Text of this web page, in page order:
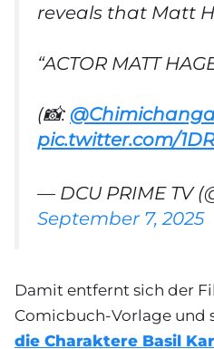
reveals that Matt
“ACTOR MATT
(📸:
pic.twitter.com/
— DCU PRIME TV
September 7, 2025
Damit entfernt sich der
Comicbuch-Vorlage und
die Charaktere Basil